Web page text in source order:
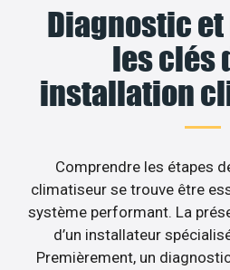
Diagnostic et
les clés
installation
Comprendre les étapes
climatiseur se trouve être
système performant. La
d’un installateur
Premièrement, un